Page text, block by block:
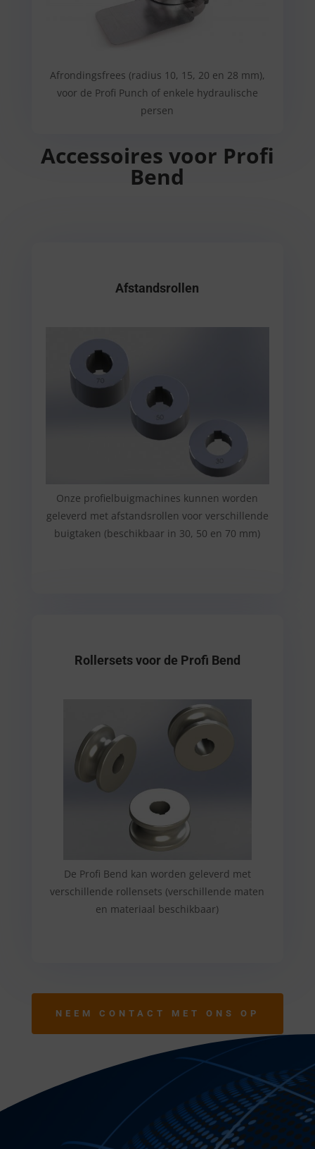
Afrondingsfrees (radius 10, 15, 20 en 28 mm),
voor de Profi Punch of enkele hydraulische
persen
Accessoires voor Profi
Bend
Afstandsrollen
Onze profielbuigmachines kunnen worden
geleverd met afstandsrollen voor verschillende
buigtaken (beschikbaar in 30, 50 en 70 mm)
Rollersets voor de Profi Bend
De Profi Bend kan worden geleverd met
verschillende rollensets (verschillende maten
en materiaal beschikbaar)
NEEM CONTACT MET ONS OP